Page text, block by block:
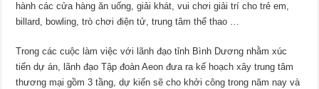
hành các cửa hàng ăn uống, giải khát, vui chơi giải trí cho trẻ em,
billard, bowling, trò chơi điện tử, trung tâm thể thao …
Trong các cuộc làm việc với lãnh đạo tỉnh Bình Dương nhằm xúc
tiến dự án, lãnh đạo Tập đoàn Aeon đưa ra kế hoạch xây trung tâm
thương mại gồm 3 tầng, dự kiến sẽ cho khởi công trong năm nay và